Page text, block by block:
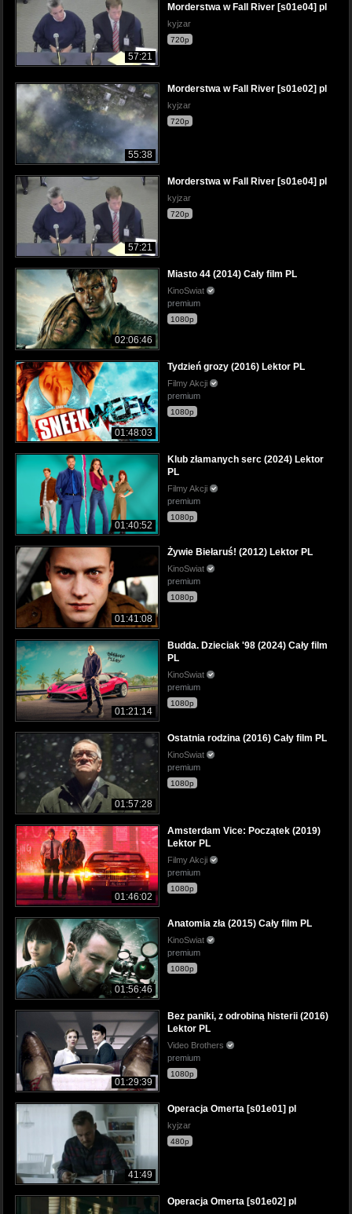
57:21
Morderstwa w Fall River [s01e04] pl
kyjzar
720p
55:38
Morderstwa w Fall River [s01e02] pl
kyjzar
720p
57:21
Morderstwa w Fall River [s01e04] pl
kyjzar
720p
02:06:46
Miasto 44 (2014) Cały film PL
KinoSwiat
premium
1080p
01:48:03
Tydzień grozy (2016) Lektor PL
Filmy Akcji
premium
1080p
01:40:52
Klub złamanych serc (2024) Lektor
PL
Filmy Akcji
premium
1080p
01:41:08
Żywie Biełaruś! (2012) Lektor PL
KinoSwiat
premium
1080p
01:21:14
Budda. Dzieciak '98 (2024) Cały film
PL
KinoSwiat
premium
1080p
01:57:28
Ostatnia rodzina (2016) Cały film PL
KinoSwiat
premium
1080p
01:46:02
Amsterdam Vice: Początek (2019)
Lektor PL
Filmy Akcji
premium
1080p
01:56:46
Anatomia zła (2015) Cały film PL
KinoSwiat
premium
1080p
01:29:39
Bez paniki, z odrobiną histerii (2016)
Lektor PL
Video Brothers
premium
1080p
41:49
Operacja Omerta [s01e01] pl
kyjzar
480p
Operacja Omerta [s01e02] pl